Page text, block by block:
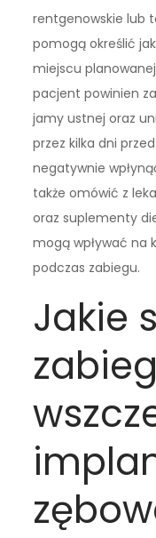
rentgenowskie lub
pomogą określić
miejscu
pacjent powinien
jamy ustnej oraz
przez kilka dni
negatywnie
także omówić z
oraz suplementy
mogą wpływać na
podczas zabiegu.
Jakie